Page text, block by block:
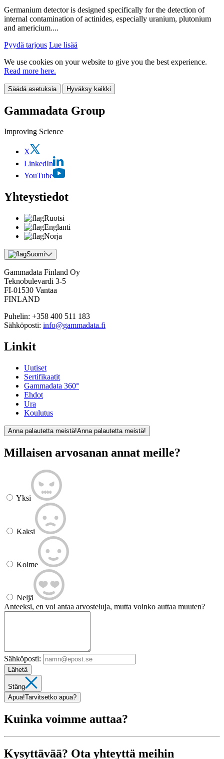
Germanium detector is designed specifically for the detection of
internal contamination of actinides, especially uranium, plutonium
and americium....
Pyydä tarjous Lue lisää
We use cookies on your website to give you the best experience.
Read more here.
Säädä asetuksia Hyväksy kaikki
Gammadata Group
Improving Science
X
LinkedIn
YouTube
Yhteystiedot
Ruotsi
Englanti
Norja
Suomi
Gammadata Finland Oy
Teknobulevardi 3-5
FI-01530 Vantaa
FINLAND
Puhelin: +358 400 511 183
Sähköposti: info@gammadata.fi
Linkit
Uutiset
Sertifikaatit
Gammadata 360°
Ehdot
Ura
Koulutus
Anna palautetta meistä!Anna palautetta meistä!
Millaisen arvosanan annat meille?
Yksi
Kaksi
Kolme
Neljä
Anteeksi, en voi antaa arvosteluja, mutta voinko auttaa muuten?
Sähköposti:
Lähetä
Stäng
Apua!Tarvitsetko apua?
Kuinka voimme auttaa?
Kysyttävää? Ota yhteyttä meihin